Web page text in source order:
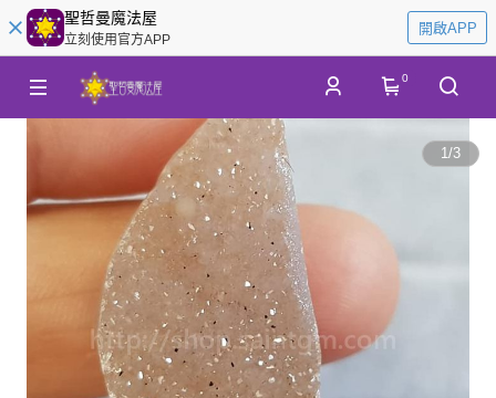
聖哲曼魔法屋
立刻使用官方APP
開啟APP
0
1/3